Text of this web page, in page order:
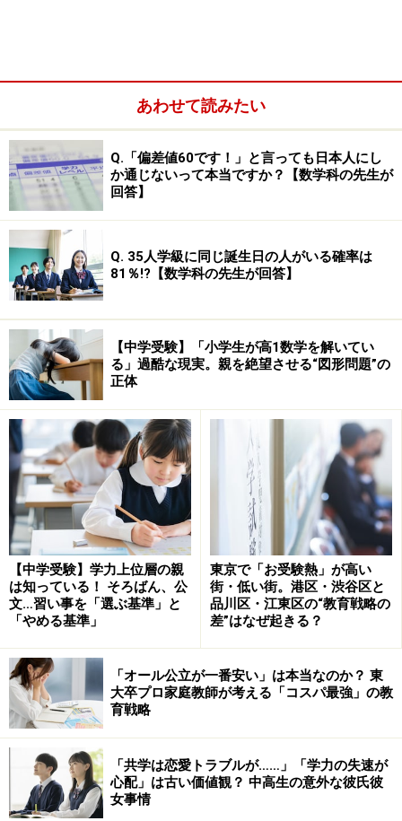
中学受験を目指すにあたって、当然、第一目標は「志望
校合格」ですね。となると希望の学校にきちんと合格を
出せているかどうかにどうしても目がいきますよね。で
もみなさん、大切なことをお忘れですよ。それは、希望
の学校に合格するために、お子さんに実力をつけてもら
わなければならない、ということです。それには、お子
さんが気持ちよく、かつ効率的に学習できる環境が必要
になってきます。保護者の皆様にはそれを見極めていた
だかなければなりません。
験」というものです。これは言ってみれば、車を購入す
るときの試乗会やマンションを購入するときのモデルル
ーム見学にあたります。誰しもチラシのみで車を買った
り家を買ったりはしないはず。お子様の将来のために
も、無料体験を受講されることをおススメいたします。
もし無料体験を実施していない塾であっても、交渉次第
では体験や見学をさせてくれる場合もあります。
あわせて読みたい
Q.「偏差値60です！」と言っても日本人にし
か通じないって本当ですか？【数学科の先生が
回答】
Q. 35人学級に同じ誕生日の人がいる確率は
81％!?【数学科の先生が回答】
【中学受験】「小学生が高1数学を解いてい
る」過酷な現実。親を絶望させる“図形問題”の
正体
【中学受験】学力上位層の親
は知っている！ そろばん、公
文…習い事を「選ぶ基準」と
「やめる基準」
東京で「お受験熱」が高い
街・低い街。港区・渋谷区と
品川区・江東区の“教育戦略の
差”はなぜ起きる？
「オール公立が一番安い」は本当なのか？ 東
大卒プロ家庭教師が考える「コスパ最強」の教
育戦略
「共学は恋愛トラブルが……」「学力の失速が
心配」は古い価値観？ 中高生の意外な彼氏彼
女事情